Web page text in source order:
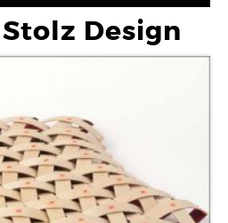
Design